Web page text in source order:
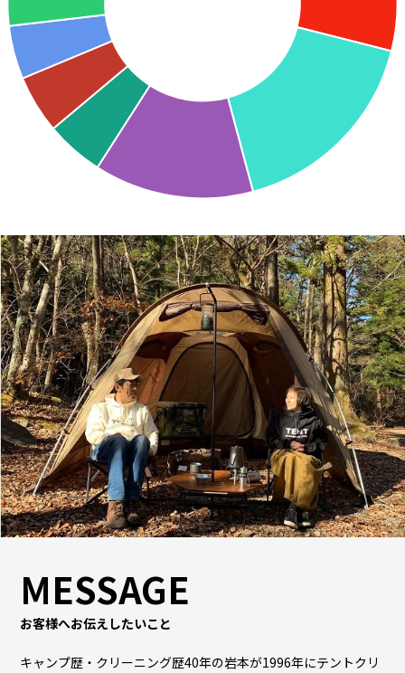
MESSAGE
お客様へお伝えしたいこと
キャンプ歴・クリーニング歴40年の岩本が1996年にテントクリ